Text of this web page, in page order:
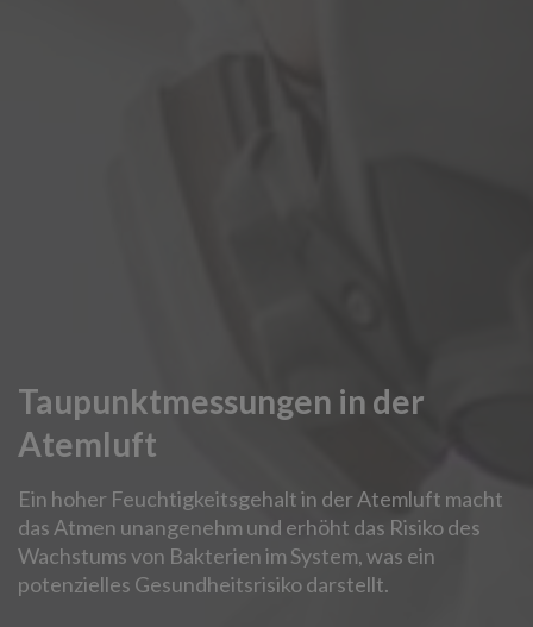
Taupunktmessungen in der
Atemluft
Ein hoher Feuchtigkeitsgehalt in der Atemluft macht
das Atmen unangenehm und erhöht das Risiko des
Wachstums von Bakterien im System, was ein
potenzielles Gesundheitsrisiko darstellt.